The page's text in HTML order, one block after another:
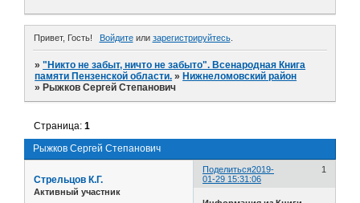
Привет, Гость! Войдитеили зарегистрируйтесь.
»"Никто не забыт, ничто не забыто". Всенародная Книга
памяти Пензенской области. » Нижнеломовский район
» Рыжков Сергей Степанович
Рыжков Сергей Степанович
Страница:1
Поделиться 1
2019-
01-29 15:31:06
Стрельцов К.Г.
Активный участник